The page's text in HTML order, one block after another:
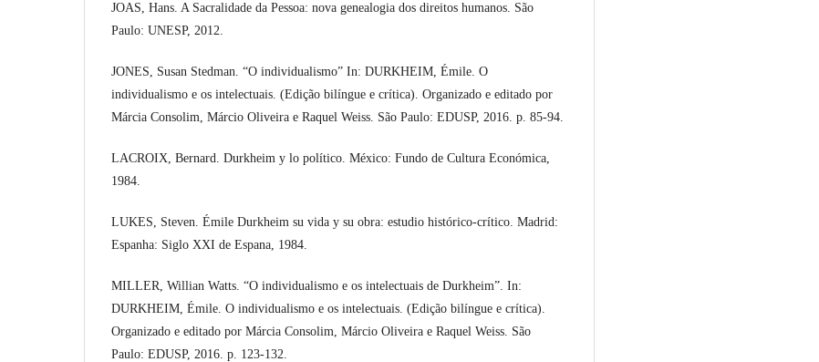
JOAS, Hans. A Sacralidade da Pessoa: nova genealogia dos direitos humanos. São
Paulo: UNESP, 2012.
JONES, Susan Stedman. “O individualismo” In: DURKHEIM, Émile. O
individualismo e os intelectuais. (Edição bilíngue e crítica). Organizado e editado por
Márcia Consolim, Márcio Oliveira e Raquel Weiss. São Paulo: EDUSP, 2016. p. 85-94.
LACROIX, Bernard. Durkheim y lo político. México: Fundo de Cultura Económica,
1984.
LUKES, Steven. Émile Durkheim su vida y su obra: estudio histórico-crítico. Madrid:
Espanha: Siglo XXI de Espana, 1984.
MILLER, Willian Watts. “O individualismo e os intelectuais de Durkheim”. In:
DURKHEIM, Émile. O individualismo e os intelectuais. (Edição bilíngue e crítica).
Organizado e editado por Márcia Consolim, Márcio Oliveira e Raquel Weiss. São
Paulo: EDUSP, 2016. p. 123-132.